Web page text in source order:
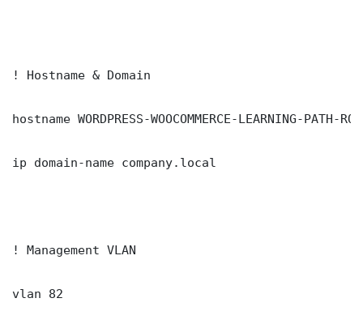
! Hostname & Domain
hostname WORDPRESS-WOOCOMMERCE-LEARNING-PATH-
ip domain-name company.local
! Management VLAN
vlan 82